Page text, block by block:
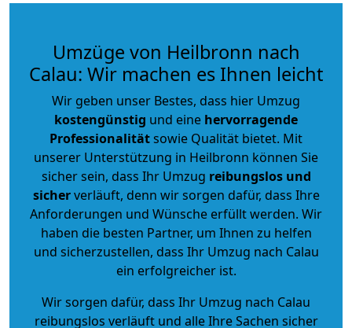
Umzüge von Heilbronn nach
Calau: Wir machen es Ihnen leicht
Wir geben unser Bestes, dass hier Umzug
kostengünstig und eine hervorragende
Professionalitätsowie Qualität bietet. Mit
unserer Unterstützung in Heilbronn können Sie
sicher sein, dass Ihr Umzug reibungslos und
sicherverläuft, denn wir sorgen dafür, dass Ihre
Anforderungen und Wünsche erfüllt werden. Wir
haben die besten Partner, um Ihnen zu helfen
und sicherzustellen, dass Ihr Umzug nach Calau
ein erfolgreicher ist.
Wir sorgen dafür, dass Ihr Umzug nach Calau
reibungslos verläuft und alle Ihre Sachen sicher